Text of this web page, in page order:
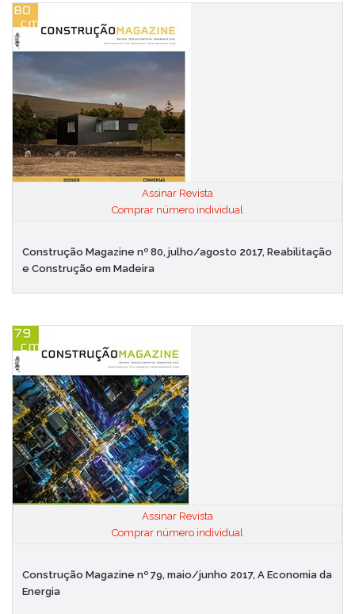
Assinar Revista
Comprar número individual
Construção Magazine nº 80, julho/agosto 2017, Reabilitação
e Construção em Madeira
Assinar Revista
Comprar número individual
Construção Magazine nº 79, maio/junho 2017, A Economia da
Energia